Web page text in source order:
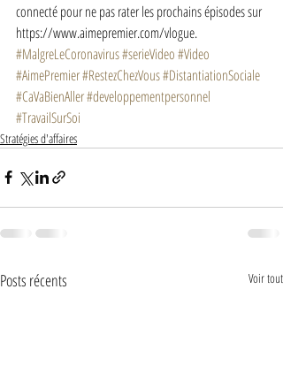
connecté pour ne pas rater les prochains épisodes sur
https://www.aimepremier.com/vlogue.
#MalgreLeCoronavirus#serieVideo#Video
#AimePremier#RestezChezVous#DistantiationSociale
#CaVaBienAller#developpementpersonnel
#TravailSurSoi
Stratégies d'affaires
Posts récents Voir tout